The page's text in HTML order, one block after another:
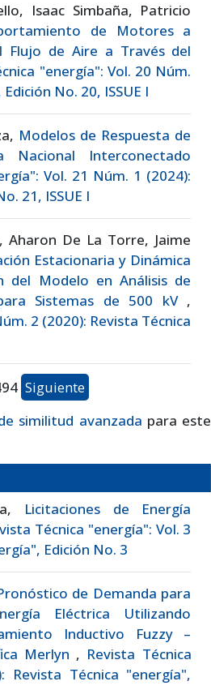
Isaac Simbaña, Patricio
de Motores a
Flujo de Aire a Través del
"energía": Vol. 20 Núm.
No. 20, ISSUE I
Modelos de Respuesta de
Interconectado
Vol. 21 Núm. 1 (2024):
21, ISSUE I
De La Torre, Jaime
Estacionaria y Dinámica
del Modelo en Análisis de
Sistemas de 500 kV ,
2 (2020): Revista Técnica
Siguiente
similitud avanzada para este
Licitaciones de Energía
Técnica "energía": Vol. 3
Edición No. 3
de Demanda para
Eléctrica Utilizando
Inductivo Fuzzy –
Merlyn , Revista Técnica
Técnica "energía",